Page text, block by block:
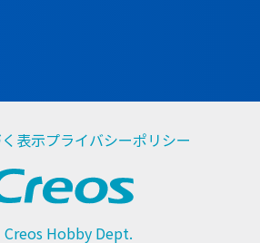
表示プライバシーポリシー
Hobby Dept.